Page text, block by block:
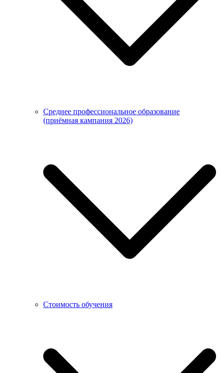
Среднее профессиональное образование
(приёмная кампания 2026)
Стоимость обучения